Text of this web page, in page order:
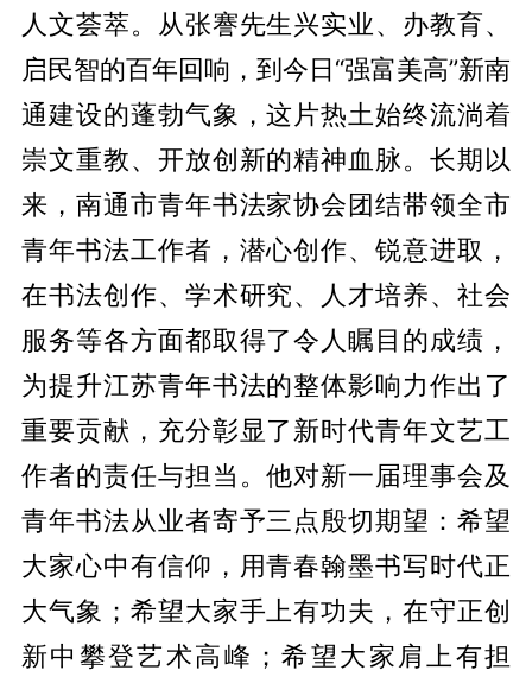
人文荟萃。从张謇先生兴实业、办教育、
启民智的百年回响，到今日“强富美高”新南
通建设的蓬勃气象，这片热土始终流淌着
崇文重教、开放创新的精神血脉。长期以
来，南通市青年书法家协会团结带领全市
青年书法工作者，潜心创作、锐意进取，
在书法创作、学术研究、人才培养、社会
服务等各方面都取得了令人瞩目的成绩，
为提升江苏青年书法的整体影响力作出了
重要贡献，充分彰显了新时代青年文艺工
作者的责任与担当。他对新一届理事会及
青年书法从业者寄予三点殷切期望：希望
大家心中有信仰，用青春翰墨书写时代正
大气象；希望大家手上有功夫，在守正创
新中攀登艺术高峰；希望大家肩上有担